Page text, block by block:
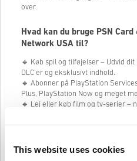
This website uses cookies
over.
Hvad kan du bruge PSN
Network USA til?
🔹 Køb spil og tilføjelser – Udvid
DLC'er og eksklusivt indhold.
🔹 Abonner på PlayStation
Plus, PlayStation Now og meget
🔹 Lej eller køb film og tv-serier –
🔹 Forbedr dine yndlingsspil – køb